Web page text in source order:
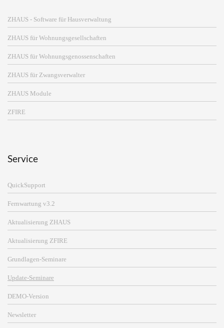
ZHAUS - Software für Hausverwaltung
ZHAUS für Wohnungsgesellschaften
ZHAUS für Wohnungsgenossenschaften
ZHAUS für Zwangsverwalter
ZHAUS Module
ZFIRE
Service
QuickSupport
Fernwartung v3.2
Aktualisierung ZHAUS
Aktualisierung ZFIRE
Grundlagen-Seminare
Update-Seminare
DEMO-Version
Newsletter